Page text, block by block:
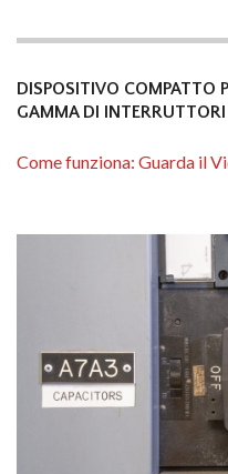
DISPOSITIVO COMPATTO
GAMMA DI INTERRUTTORI
Come funziona: Guarda il